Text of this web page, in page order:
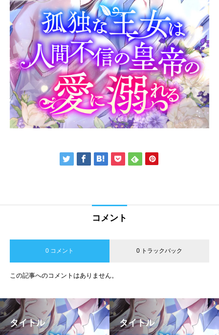
コメント
0 コメント 0 トラックバック
この記事へのコメントはありません。
タイトル タイトル